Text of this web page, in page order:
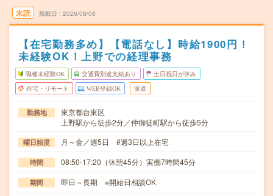
未読 掲載日 2026/08/08
【在宅勤務多め】【電話なし】時給1900円！
未経験OK！上野での経理事務
職種未経験OK 交通費別途支給あり 土日祝日が休み
在宅・リモート WEB登録OK 派遣
勤務地
東京都台東区
上野駅から徒歩2分／仲御徒町駅から徒歩5分
曜日頻度 月～金／週5日 #週3日以上在宅
時間 08:50-17:20（休憩45分）実働7時間45分
期間 即日～長期 ※開始日相談OK